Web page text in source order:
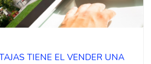
TIENE EL VENDER UNA